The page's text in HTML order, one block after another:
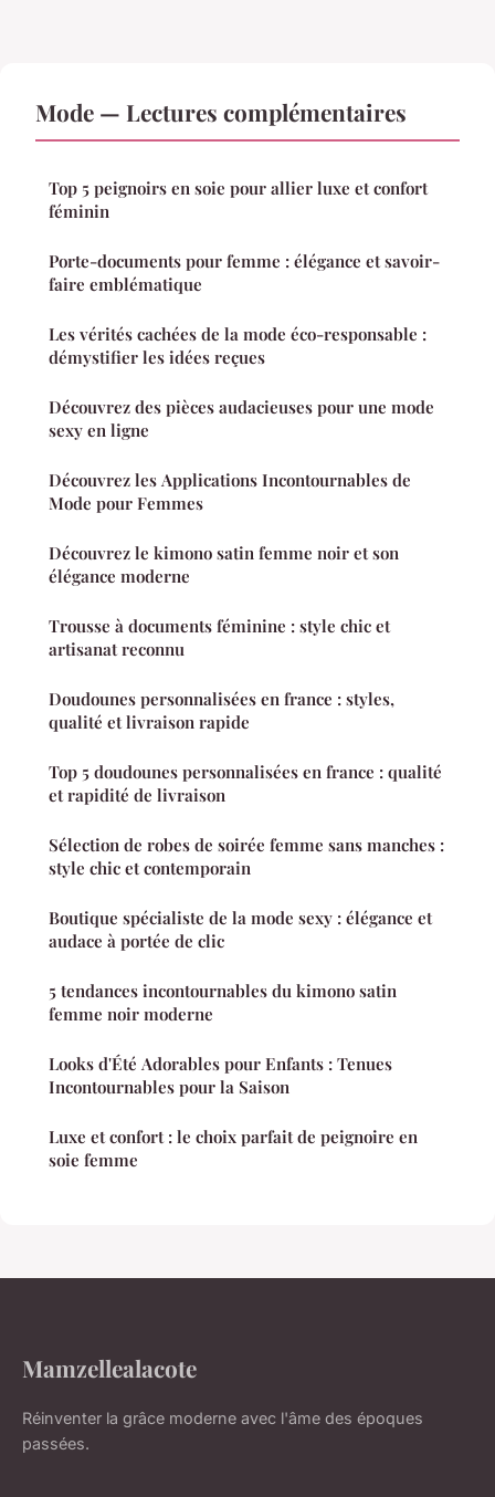
Mode — Lectures complémentaires
Top 5 peignoirs en soie pour allier luxe et confort
féminin
Porte-documents pour femme : élégance et savoir-
faire emblématique
Les vérités cachées de la mode éco-responsable :
démystifier les idées reçues
Découvrez des pièces audacieuses pour une mode
sexy en ligne
Découvrez les Applications Incontournables de
Mode pour Femmes
Découvrez le kimono satin femme noir et son
élégance moderne
Trousse à documents féminine : style chic et
artisanat reconnu
Doudounes personnalisées en france : styles,
qualité et livraison rapide
Top 5 doudounes personnalisées en france : qualité
et rapidité de livraison
Sélection de robes de soirée femme sans manches :
style chic et contemporain
Boutique spécialiste de la mode sexy : élégance et
audace à portée de clic
5 tendances incontournables du kimono satin
femme noir moderne
Looks d'Été Adorables pour Enfants : Tenues
Incontournables pour la Saison
Luxe et confort : le choix parfait de peignoire en
soie femme
Mamzellealacote
Réinventer la grâce moderne avec l'âme des époques
passées.